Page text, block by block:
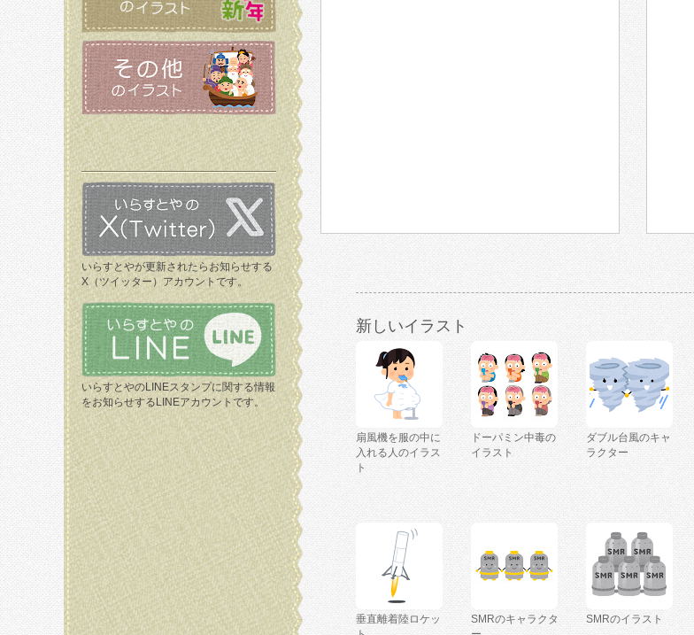
いらすとやが更新されたらお知らせする
X（ツイッター）アカウントです。
いらすとやのLINEスタンプに関する情報
をお知らせするLINEアカウントです。
新しいイラスト
扇風機を服の中に
入れる人のイラス
ト
ドーパミン中毒の
イラスト
ダブル台風のキャ
ラクター
垂直離着陸ロケッ
SMRのキャラクタ
SMRのイラスト